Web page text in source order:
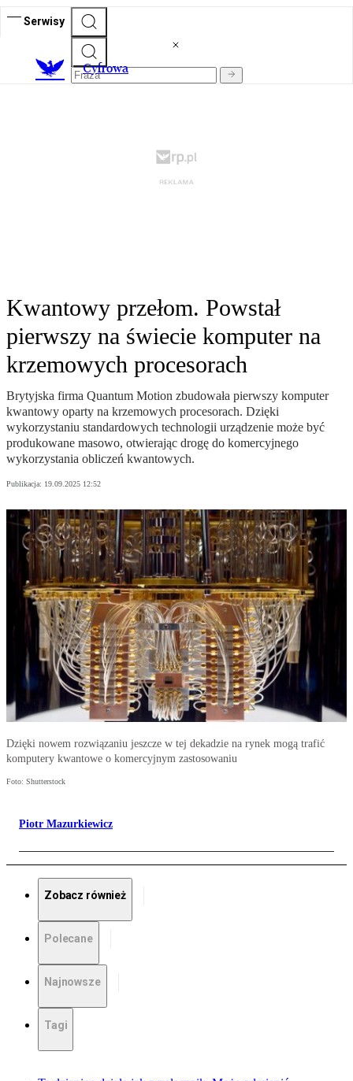
Serwisy
Cyfrowa
Kwantowy przełom. Powstał
pierwszy na świecie komputer na
krzemowych procesorach
Brytyjska firma Quantum Motion zbudowała pierwszy komputer
kwantowy oparty na krzemowych procesorach. Dzięki
wykorzystaniu standardowych technologii urządzenie może być
produkowane masowo, otwierając drogę do komercyjnego
wykorzystania obliczeń kwantowych.
Publikacja: 19.09.2025 12:52
Dzięki nowem rozwiązaniu jeszcze w tej dekadzie na rynek mogą trafić
komputery kwantowe o komercyjnym zastosowaniu
Foto: Shutterstock
Piotr Mazurkiewicz
Zobacz również
Polecane
Najnowsze
Tagi